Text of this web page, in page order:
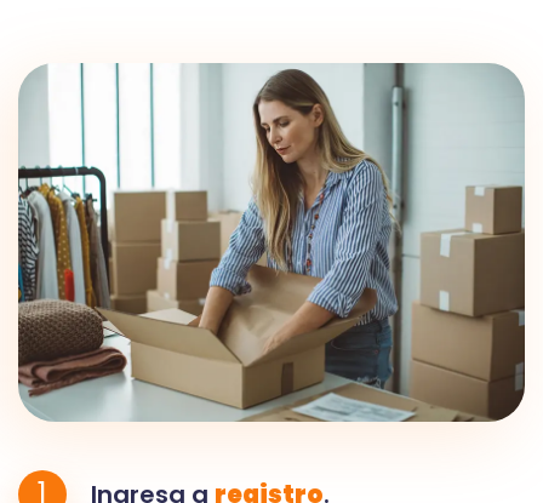
1 Ingresa a registro.